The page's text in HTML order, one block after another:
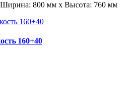
800 мм x Высота: 760 мм
160+40